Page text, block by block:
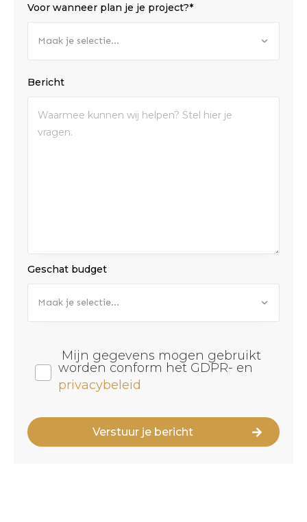
Voor wanneer plan je je project?*
Maak je selectie...
Bericht
Geschat budget
Maak je selectie...
Mijn gegevens mogen gebruikt
worden conform het GDPR- en
privacybeleid
Verstuur je bericht